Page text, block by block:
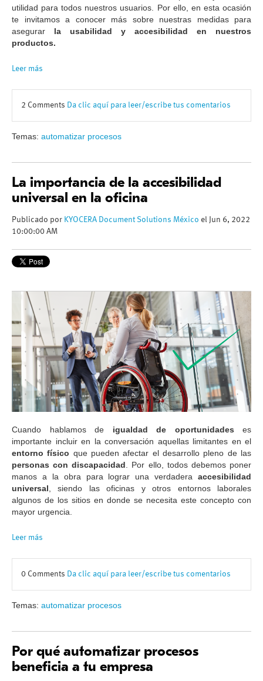
utilidad para todos nuestros usuarios. Por ello, en esta ocasión
te invitamos a conocer más sobre nuestras medidas para
asegurar la usabilidad y accesibilidad en nuestros
productos.
Leer más
2 Comments Da clic aquí para leer/escribe tus comentarios
Temas: automatizar procesos
La importancia de la accesibilidad
universal en la oficina
Publicado por KYOCERA Document Solutions México el Jun 6, 2022
10:00:00 AM
Cuando hablamos de igualdad de oportunidades es
importante incluir en la conversación aquellas limitantes en el
entorno físico que pueden afectar el desarrollo pleno de las
personas con discapacidad . Por ello, todos debemos poner
manos a la obra para lograr una verdadera accesibilidad
universal , siendo las oficinas y otros entornos laborales
algunos de los sitios en donde se necesita este concepto con
mayor urgencia.
Leer más
0 Comments Da clic aquí para leer/escribe tus comentarios
Temas: automatizar procesos
Por qué automatizar procesos
beneficia a tu empresa